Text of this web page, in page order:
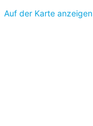
Auf der Karte anzeigen